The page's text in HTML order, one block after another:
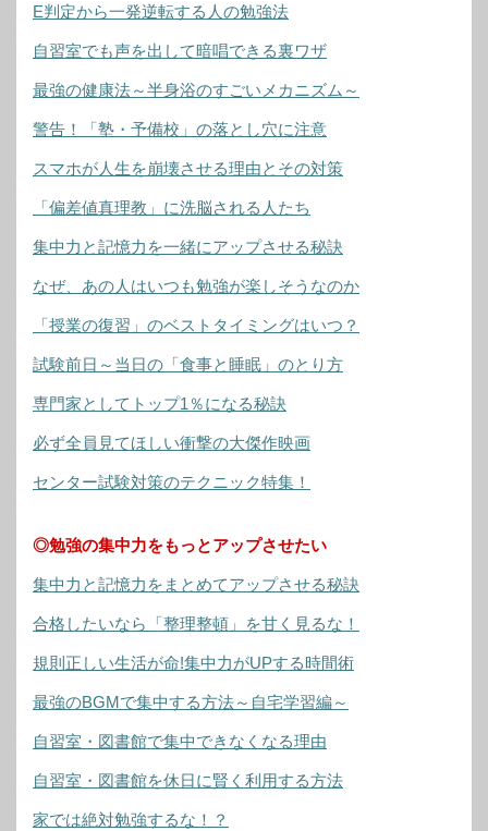
E判定から一発逆転する人の勉強法
自習室でも声を出して暗唱できる裏ワザ
最強の健康法～半身浴のすごいメカニズム～
警告！「塾・予備校」の落とし穴に注意
スマホが人生を崩壊させる理由とその対策
「偏差値真理教」に洗脳される人たち
集中力と記憶力を一緒にアップさせる秘訣
なぜ、あの人はいつも勉強が楽しそうなのか
「授業の復習」のベストタイミングはいつ？
試験前日～当日の「食事と睡眠」のとり方
専門家としてトップ1％になる秘訣
必ず全員見てほしい衝撃の大傑作映画
センター試験対策のテクニック特集！
◎勉強の集中力をもっとアップさせたい
集中力と記憶力をまとめてアップさせる秘訣
合格したいなら「整理整頓」を甘く見るな！
規則正しい生活が命!集中力がUPする時間術
最強のBGMで集中する方法～自宅学習編～
自習室・図書館で集中できなくなる理由
自習室・図書館を休日に賢く利用する方法
家では絶対勉強するな！？